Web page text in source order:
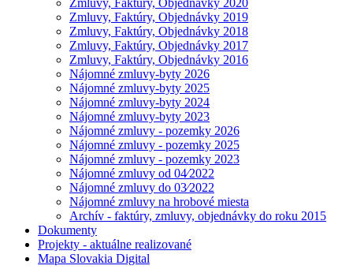
Zmluvy, Faktúry, Objednávky 2020
Zmluvy, Faktúry, Objednávky 2019
Zmluvy, Faktúry, Objednávky 2018
Zmluvy, Faktúry, Objednávky 2017
Zmluvy, Faktúry, Objednávky 2016
Nájomné zmluvy-byty 2026
Nájomné zmluvy-byty 2025
Nájomné zmluvy-byty 2024
Nájomné zmluvy-byty 2023
Nájomné zmluvy - pozemky 2026
Nájomné zmluvy - pozemky 2025
Nájomné zmluvy - pozemky 2023
Nájomné zmluvy od 04⁄2022
Nájomné zmluvy do 03⁄2022
Nájomné zmluvy na hrobové miesta
Archív - faktúry, zmluvy, objednávky do roku 2015
Dokumenty
Projekty - aktuálne realizované
Mapa Slovakia Digital